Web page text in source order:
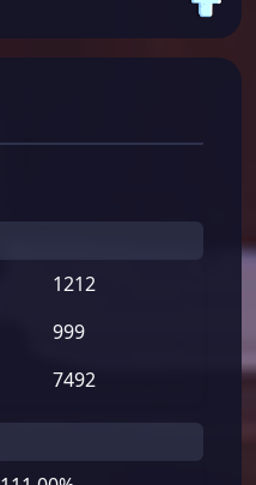
1212
999
7492